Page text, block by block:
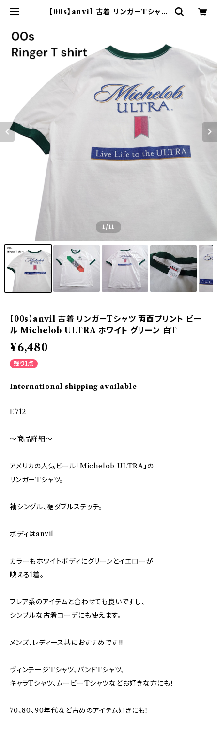
【00s】anvil 古着 リンガーTシャツ
1/11
【00s】anvil 古着 リンガーTシャツ 両面プリント ビー
ル Michelob ULTRA ホワイト グリーン 白T
¥6,480
残り1点
International shipping available
E712
～商品詳細～
アメリカの人気ビール｢Michelob ULTRA｣の
リンガーTシャツ。
袖シングル、裾ダブルステッチ。
ボディはanvil
カラーもホワイトボディにグリーンとイエローが
映える1着。
フレア系のアイテムと合わせても良いですし、
シンプルな古着コーデにも使えます。
メンズ、レディース共におすすめです!!
ヴィンテージTシャツ、バンドTシャツ、
キャラTシャツ、ムービーTシャツなどお好きな方にも！
70、80、90年代など古めのアイテム好きにも！